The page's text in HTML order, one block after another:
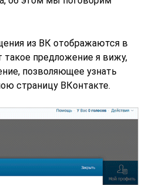
из ВК отображаются в
такое предложение я вижу,
позволяющее узнать
страницу ВКонтакте.